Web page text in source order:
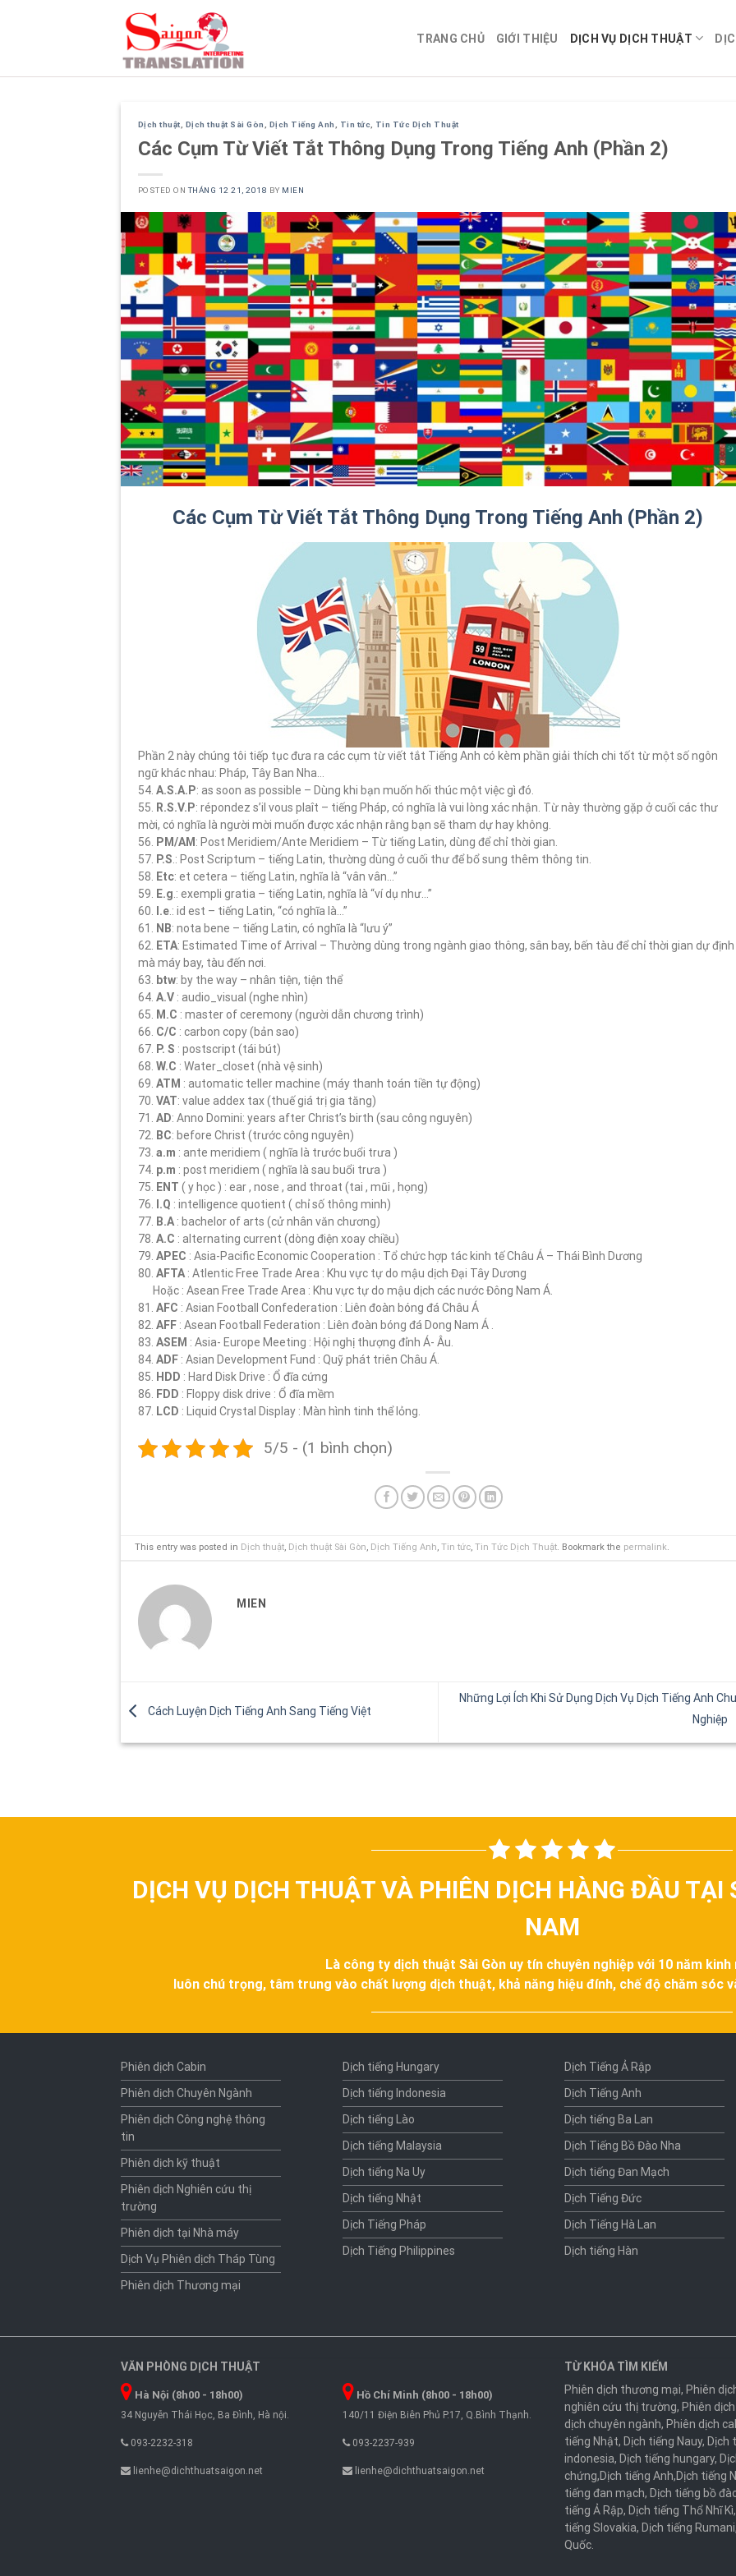
TRANG CHỦ GIỚI THIỆU DỊCH VỤ DỊCH THUẬT
Dịch thuật Dịch thuật Sài Gòn Dịch Tiếng Anh Tin tức Tin Tức Dịch Thuật
Các Cụm Từ Viết Tắt Thông Dụng Trong Tiếng Anh (Phần 2)
POSTED ONTHÁNG 12 21, 2018 BY MIEN
Các Cụm Từ Viết Tắt Thông Dụng Trong Tiếng Anh (Phần 2)
Phần 2 này chúng tôi tiếp tục đưa ra các cụm từ viết tắt Tiếng Anh có kèm phần giải thích chi tốt từ một số ngôn
ngữ khác nhau: Pháp, Tây Ban Nha…
54. A.S.A.P: as soon as possible – Dùng khi bạn muốn hối thúc một việc gì đó.
55.
R.S.V.P: répondez s’il vous plaît – tiếng Pháp, có nghĩa là vui lòng xác nhận. Từ này thường gặp ở cuối các thư
mời, có nghĩa là người mời muốn được xác nhận rằng bạn sẽ tham dự hay không.
56.
PM/AM : Post Meridiem/Ante Meridiem – Từ tiếng Latin, dùng để chỉ thời gian.
57. P.S .: Post Scriptum – tiếng Latin, thường dùng ở cuối thư để bổ sung thêm thông tin.
58.
Etc: et cetera – tiếng Latin, nghĩa là “vân vân…”
59.
E.g .: exempli gratia – tiếng Latin, nghĩa là “ví dụ như…”
60.
I.e .: id est – tiếng Latin, “có nghĩa là…”
61.
NB: nota bene – tiếng Latin, có nghĩa là “lưu ý”
62.
ETA: Estimated Time of Arrival – Thường dùng trong ngành giao thông, sân bay, bến tàu để chỉ thời gian dự định
mà máy bay, tàu đến nơi.
63.
btw: by the way – nhân tiện, tiện thể
64. A.V : audio_visual (nghe nhìn)
65.
M.C : master of ceremony (người dẫn chương trình)
66. C/C : carbon copy (bản sao)
67. P. S : postscript (tái bút)
68. W.C : Water_closet (nhà vệ sinh)
69. ATM : automatic teller machine (máy thanh toán tiền tự động)
70. VAT: value addex tax (thuế giá trị gia tăng)
71. AD: Anno Domini: years after Christ’s birth (sau công nguyên)
72.
BC: before Christ (trước công nguyên)
73. a.m : ante meridiem ( nghĩa là trước buổi trưa )
74. p.m : post meridiem ( nghĩa là sau buổi trưa )
75.
ENT ( y học ) : ear , nose , and throat (tai , mũi , họng)
76.
I.Q : intelligence quotient ( chỉ số thông minh)
77. B.A : bachelor of arts (cử nhân văn chương)
78. A.C : alternating current (dòng điện xoay chiều)
79. APEC : Asia-Pacific Economic Cooperation : Tổ chức hợp tác kinh tế Châu Á – Thái Bình Dương
80. AFTA : Atlentic Free Trade Area : Khu vực tự do mậu dịch Đại Tây Dương
Hoặc : Asean Free Trade Area : Khu vực tự do mậu dịch các nước Đông Nam Á.
81. AFC : Asian Football Confederation : Liên đoàn bóng đá Châu Á
82. AFF : Asean Football Federation : Liên đoàn bóng đá Dong Nam Á .
83. ASEM : Asia- Europe Meeting : Hội nghị thượng đỉnh Á- Âu.
84. ADF : Asian Development Fund : Quỹ phát triên Châu Á.
85.
HDD : Hard Disk Drive : Ổ đĩa cứng
86.
FDD : Floppy disk drive : Ổ đĩa mềm
87. LCD : Liquid Crystal Display : Màn hình tinh thể lỏng.
5/5 - (1 bình chọn)
This entry was posted in Dịch thuật, Dịch thuật Sài Gòn, Dịch Tiếng Anh, Tin tức, Tin Tức Dịch Thuật. Bookmark the permalink.
MIEN
Cách Luyện Dịch Tiếng Anh Sang Tiếng Việt
Những Lợi Ích Khi Sử Dụng Dịch Vụ Dịch Tiếng Anh
Nghiệp
DỊCH VỤ DỊCH THUẬT VÀ PHIÊN DỊCH HÀNG ĐẦU TẠI
NAM
Là công ty dịch thuật Sài Gòn uy tín chuyên nghiệp với 10 năm kinh
luôn chú trọng, tâm trung vào chất lượng dịch thuật, khả năng hiệu đính, chế độ chăm sóc
Phiên dịch Cabin
Phiên dịch Chuyên Ngành
Phiên dịch Công nghệ thông
tin
Phiên dịch kỹ thuật
Phiên dịch Nghiên cứu thị
trường
Phiên dịch tại Nhà máy
Dịch Vụ Phiên dịch Tháp Tùng
Phiên dịch Thương mại
Dịch tiếng Hungary
Dịch tiếng Indonesia
Dịch tiếng Lào
Dịch tiếng Malaysia
Dịch tiếng Na Uy
Dịch tiếng Nhật
Dịch Tiếng Pháp
Dịch Tiếng Philippines
Dịch Tiếng Ả Rập
Dịch Tiếng Anh
Dịch tiếng Ba Lan
Dịch Tiếng Bồ Đào Nha
Dịch tiếng Đan Mạch
Dịch Tiếng Đức
Dịch Tiếng Hà Lan
Dịch tiếng Hàn
VĂN PHÒNG DỊCH THUẬT
Hà Nội (8h00 - 18h00)
34 Nguyễn Thái Học, Ba Đình, Hà nội.
093-2232-318
lienhe@dichthuatsaigon.net
Hồ Chí Minh (8h00 - 18h00)
140/11 Điện Biên Phủ P.17, Q.Bình Thạnh.
093-2237-939
lienhe@dichthuatsaigon.net
TỪ KHÓA TÌM KIẾM
Phiên dịch thương mại, Phiên
nghiên cứu thị trường, Phiên
dịch chuyên ngành, Phiên dịch
tiếng Nhật, Dịch tiếng Nauy, Dịch
indonesia, Dịch tiếng hungary,
chứng,Dịch tiếng Anh,Dịch tiếng
tiếng đan mạch, Dịch tiếng bồ
tiếng Ả Rập, Dịch tiếng Thổ Nhĩ Kì
tiếng Slovakia, Dịch tiếng Rumani
Quốc